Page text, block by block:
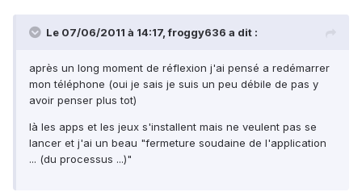
Le 07/06/2011 à 14:17, froggy636 a dit :
après un long moment de réflexion j'ai pensé a redémarrer
mon téléphone (oui je sais je suis un peu débile de pas y
avoir penser plus tot)
là les apps et les jeux s'installent mais ne veulent pas se
lancer et j'ai un beau "fermeture soudaine de l'application
... (du processus ...)"